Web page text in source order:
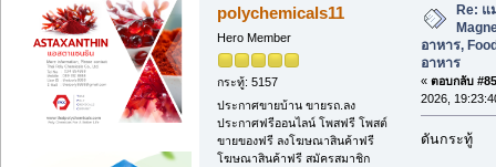
polychemicals11
Hero Member
กระทู้: 5157
ประกาศขายบ้าน ขายรถ.ลง
ประกาศฟรีออนไลน์ โพสฟรี โพสต์
ขายของฟรี ลงโฆษณาสินค้าฟรี
โฆษณาสินค้าฟรี สมัครสมาชิก
Re: แ
อาหาร,
อาหาร
« ตอบกลับ
2026,
ดันกระทู้